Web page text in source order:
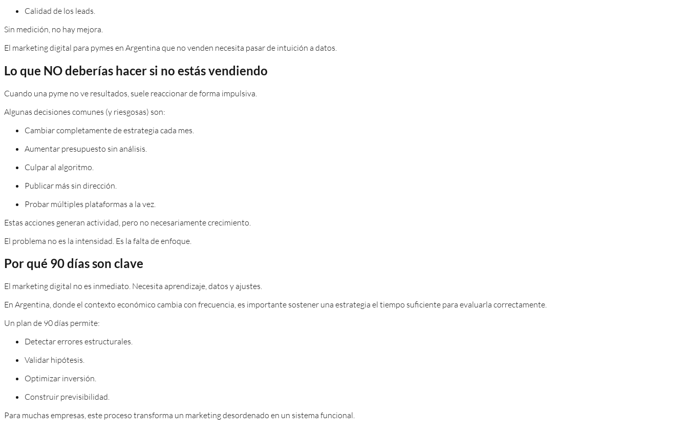
Calidad de los leads.
Sin medición, no hay mejora.
El marketing digital para pymes en Argentina que no venden necesita pasar de intuición a datos.
Lo que NO deberías hacer si no estás vendiendo
Cuando una pyme no ve resultados, suele reaccionar de forma impulsiva.
Algunas decisiones comunes (y riesgosas) son:
Cambiar completamente de estrategia cada mes.
Aumentar presupuesto sin análisis.
Culpar al algoritmo.
Publicar más sin dirección.
Probar múltiples plataformas a la vez.
Estas acciones generan actividad, pero no necesariamente crecimiento.
El problema no es la intensidad. Es la falta de enfoque.
Por qué 90 días son clave
El marketing digital no es inmediato. Necesita aprendizaje, datos y ajustes.
En Argentina, donde el contexto económico cambia con frecuencia, es importante sostener una estrategia el tiempo suficiente para evaluarla correctamente.
Un plan de 90 días permite:
Detectar errores estructurales.
Validar hipótesis.
Optimizar inversión.
Construir previsibilidad.
Para muchas empresas, este proceso transforma un marketing desordenado en un sistema funcional.